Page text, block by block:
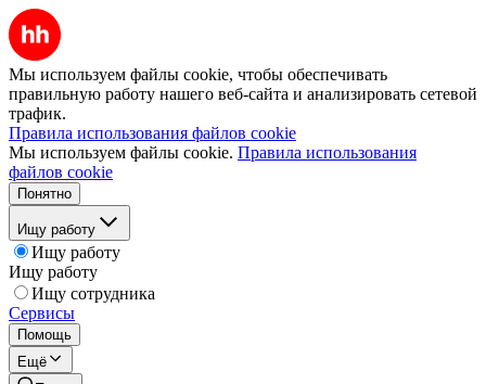
Мы используем файлы cookie, чтобы обеспечивать
правильную работу нашего веб-сайта и анализировать сетевой
трафик.
Правила использования файлов cookie
Мы используем файлы cookie. Правила использования
файлов cookie
Понятно
Ищу работу
Ищу работу
Ищу работу
Ищу сотрудника
Сервисы
Помощь
Ещё